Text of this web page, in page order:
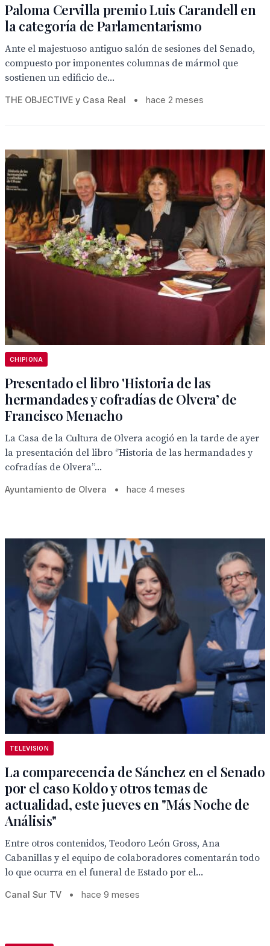
Paloma Cervilla premio Luis Carandell en
la categoría de Parlamentarismo
Ante el majestuoso antiguo salón de sesiones del Senado,
compuesto por imponentes columnas de mármol que
sostienen un edificio de...
THE OBJECTIVE y Casa Real • hace 2 meses
CHIPIONA
Presentado el libro 'Historia de las
hermandades y cofradías de Olvera’ de
Francisco Menacho
La Casa de la Cultura de Olvera acogió en la tarde de ayer
la presentación del libro ‘’Historia de las hermandades y
cofradías de Olvera”...
Ayuntamiento de Olvera • hace 4 meses
TELEVISION
La comparecencia de Sánchez en el Senado
por el caso Koldo y otros temas de
actualidad, este jueves en "Más Noche de
Análisis"
Entre otros contenidos, Teodoro León Gross, Ana
Cabanillas y el equipo de colaboradores comentarán todo
lo que ocurra en el funeral de Estado por el...
Canal Sur TV • hace 9 meses